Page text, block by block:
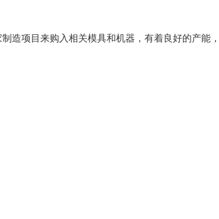
项目来购入相关模具和机器，有着良好的产能